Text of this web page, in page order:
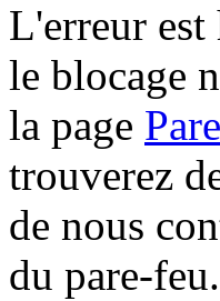
L'erreur est
le blocage
la page
trouverez
de nous
du pare-feu.